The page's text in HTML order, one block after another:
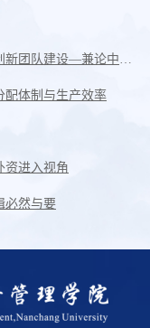
学术海报：抓好国家基金项目申报与科研创新团队建设—兼论中华经典的公理化诠释
配体制与生产效率
资进入视角
必然与要